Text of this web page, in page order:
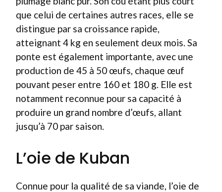
que celui de certaines autres races, elle se
distingue par sa croissance rapide,
atteignant 4 kg en seulement deux mois. Sa
ponte est également importante, avec une
production de 45 à 50 œufs, chaque œuf
pouvant peser entre 160 et 180 g. Elle est
notamment reconnue pour sa capacité à
produire un grand nombre d’œufs, allant
jusqu’à 70 par saison.
L’oie de Kuban
Connue pour la qualité de sa viande, l’oie de